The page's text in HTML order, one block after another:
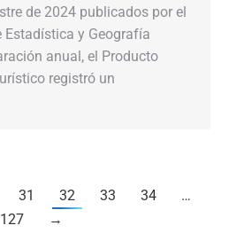
de 2024 publicados por el
y Geografía
anual, el Producto
registró un
31 32 33 34
…
127
→